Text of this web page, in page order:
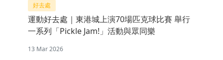
好去處
運動好去處｜東港城上演70場匹克球比賽 舉行
一系列「Pickle Jam!」活動與眾同樂
13 Mar 2026